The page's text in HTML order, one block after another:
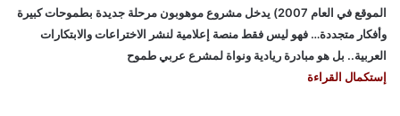
الموقع في العام 2007) يدخل مشروع موهوبون مرحلة جديدة بطموحات كبيرة
وأفكار متجددة… فهو ليس فقط منصة إعلامية لنشر الاختراعات والابتكارات
العربية.. بل هو مبادرة ريادية ونواة لمشرع عربي طموح
إستكمال القراءة